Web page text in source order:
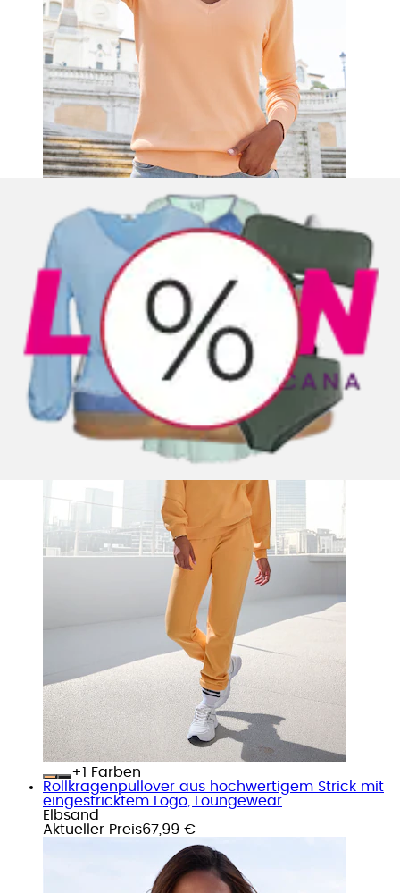
Farben
Kapuzenpullover mit Kontraststickerei und
seitliche Taschen
Buffalo
Aktueller Preis
ab49,99 €
+
Farben
Rollkragenpullover aus hochwertigem Strick mit
eingestricktem Logo, Loungewear
Elbsand
Aktueller Preis67,99 €